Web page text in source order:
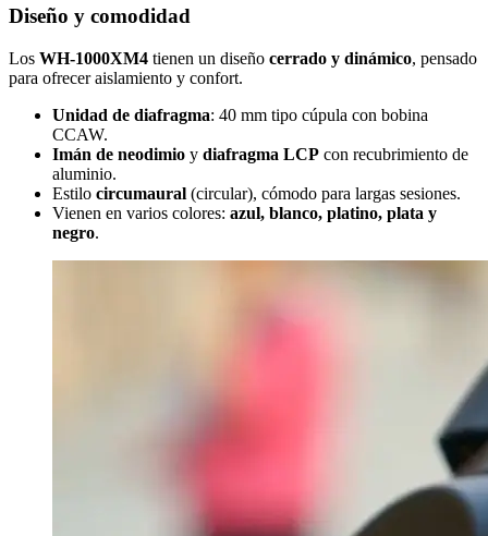
Diseño y comodidad
Los WH-1000XM4 tienen un diseño cerrado y dinámico, pensado
para ofrecer aislamiento y confort.
Unidad de diafragma: 40 mm tipo cúpula con bobina
CCAW.
Imán de neodimio y diafragma LCP con recubrimiento de
aluminio.
Estilo circumaural (circular), cómodo para largas sesiones.
Vienen en varios colores: azul, blanco, platino, plata y
negro.